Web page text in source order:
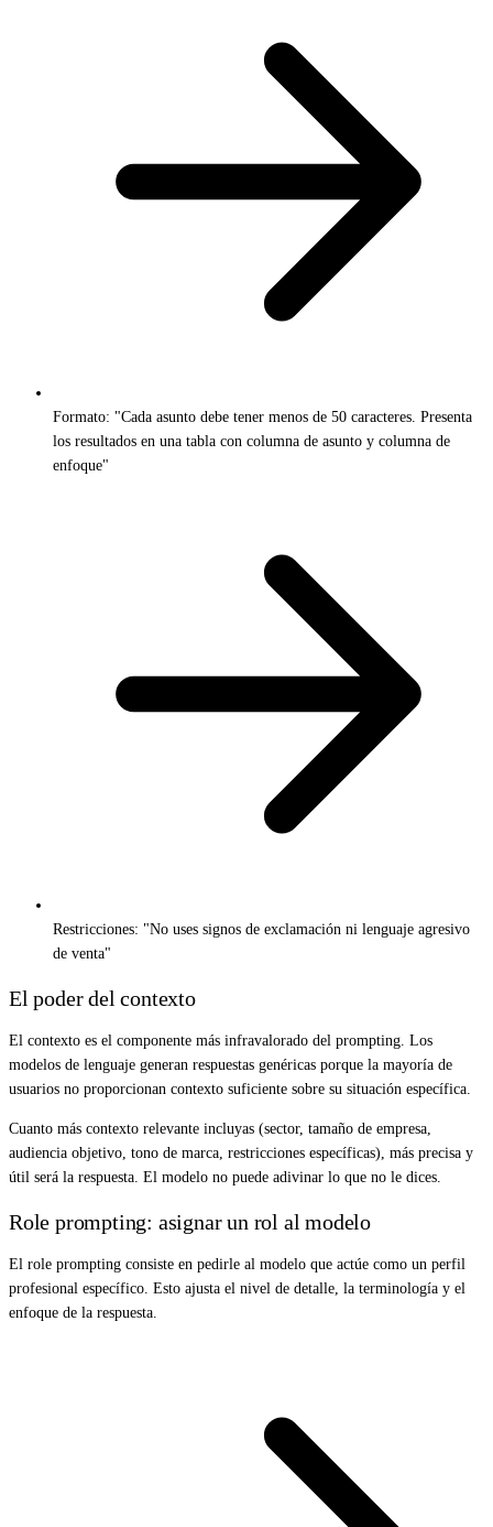
Formato: "Cada asunto debe tener menos de 50 caracteres. Presenta
los resultados en una tabla con columna de asunto y columna de
enfoque"
Restricciones: "No uses signos de exclamación ni lenguaje agresivo
de venta"
El poder del contexto
El contexto es el componente más infravalorado del prompting. Los
modelos de lenguaje generan respuestas genéricas porque la mayoría de
usuarios no proporcionan contexto suficiente sobre su situación específica.
Cuanto más contexto relevante incluyas (sector, tamaño de empresa,
audiencia objetivo, tono de marca, restricciones específicas), más precisa y
útil será la respuesta. El modelo no puede adivinar lo que no le dices.
Role prompting: asignar un rol al modelo
El role prompting consiste en pedirle al modelo que actúe como un perfil
profesional específico. Esto ajusta el nivel de detalle, la terminología y el
enfoque de la respuesta.